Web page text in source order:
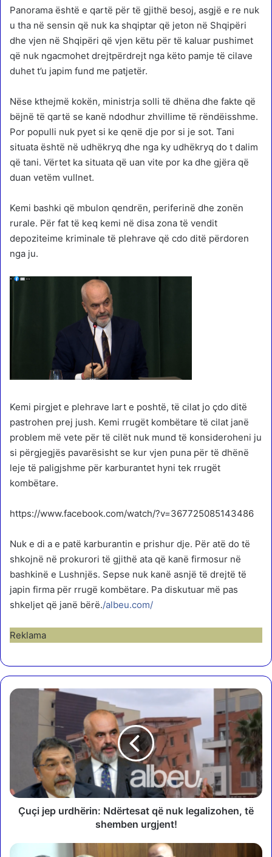
Panorama është e qartë për të gjithë besoj, asgjë e re nuk
u tha në sensin që nuk ka shqiptar që jeton në Shqipëri
dhe vjen në Shqipëri që vjen këtu për të kaluar pushimet
që nuk ngacmohet drejtpërdrejt nga këto pamje të cilave
duhet t’u japim fund me patjetër.
Nëse kthejmë kokën, ministrja solli të dhëna dhe fakte që
bëjnë të qartë se kanë ndodhur zhvillime të rëndëisshme.
Por populli nuk pyet si ke qenë dje por si je sot. Tani
situata është në udhëkryq dhe nga ky udhëkryq do t dalim
që tani. Vërtet ka situata që uan vite por ka dhe gjëra që
duan vetëm vullnet.
Kemi bashki që mbulon qendrën, periferinë dhe zonën
rurale. Për fat të keq kemi në disa zona të vendit
depoziteime kriminale të plehrave që cdo ditë përdoren
nga ju.
Kemi pirgjet e plehrave lart e poshtë, të cilat jo çdo ditë
pastrohen prej jush. Kemi rrugët kombëtare të cilat janë
problem më vete për të cilët nuk mund të konsideroheni ju
si përgjegjës pavarësisht se kur vjen puna për të dhënë
leje të paligjshme për karburantet hyni tek rrugët
kombëtare.
https://www.facebook.com/watch/?v=367725085143486
Nuk e di a e patë karburantin e prishur dje. Për atë do të
shkojnë në prokurori të gjithë ata që kanë firmosur në
bashkinë e Lushnjës. Sepse nuk kanë asnjë të drejtë të
japin firma për rrugë kombëtare. Pa diskutuar më pas
shkeljet që janë bërë./albeu.com/
Reklama
Ç
r
r
Çuçi jep urdhërin: Ndërtesat që nuk legalizohen, të
shemben urgjent!
C